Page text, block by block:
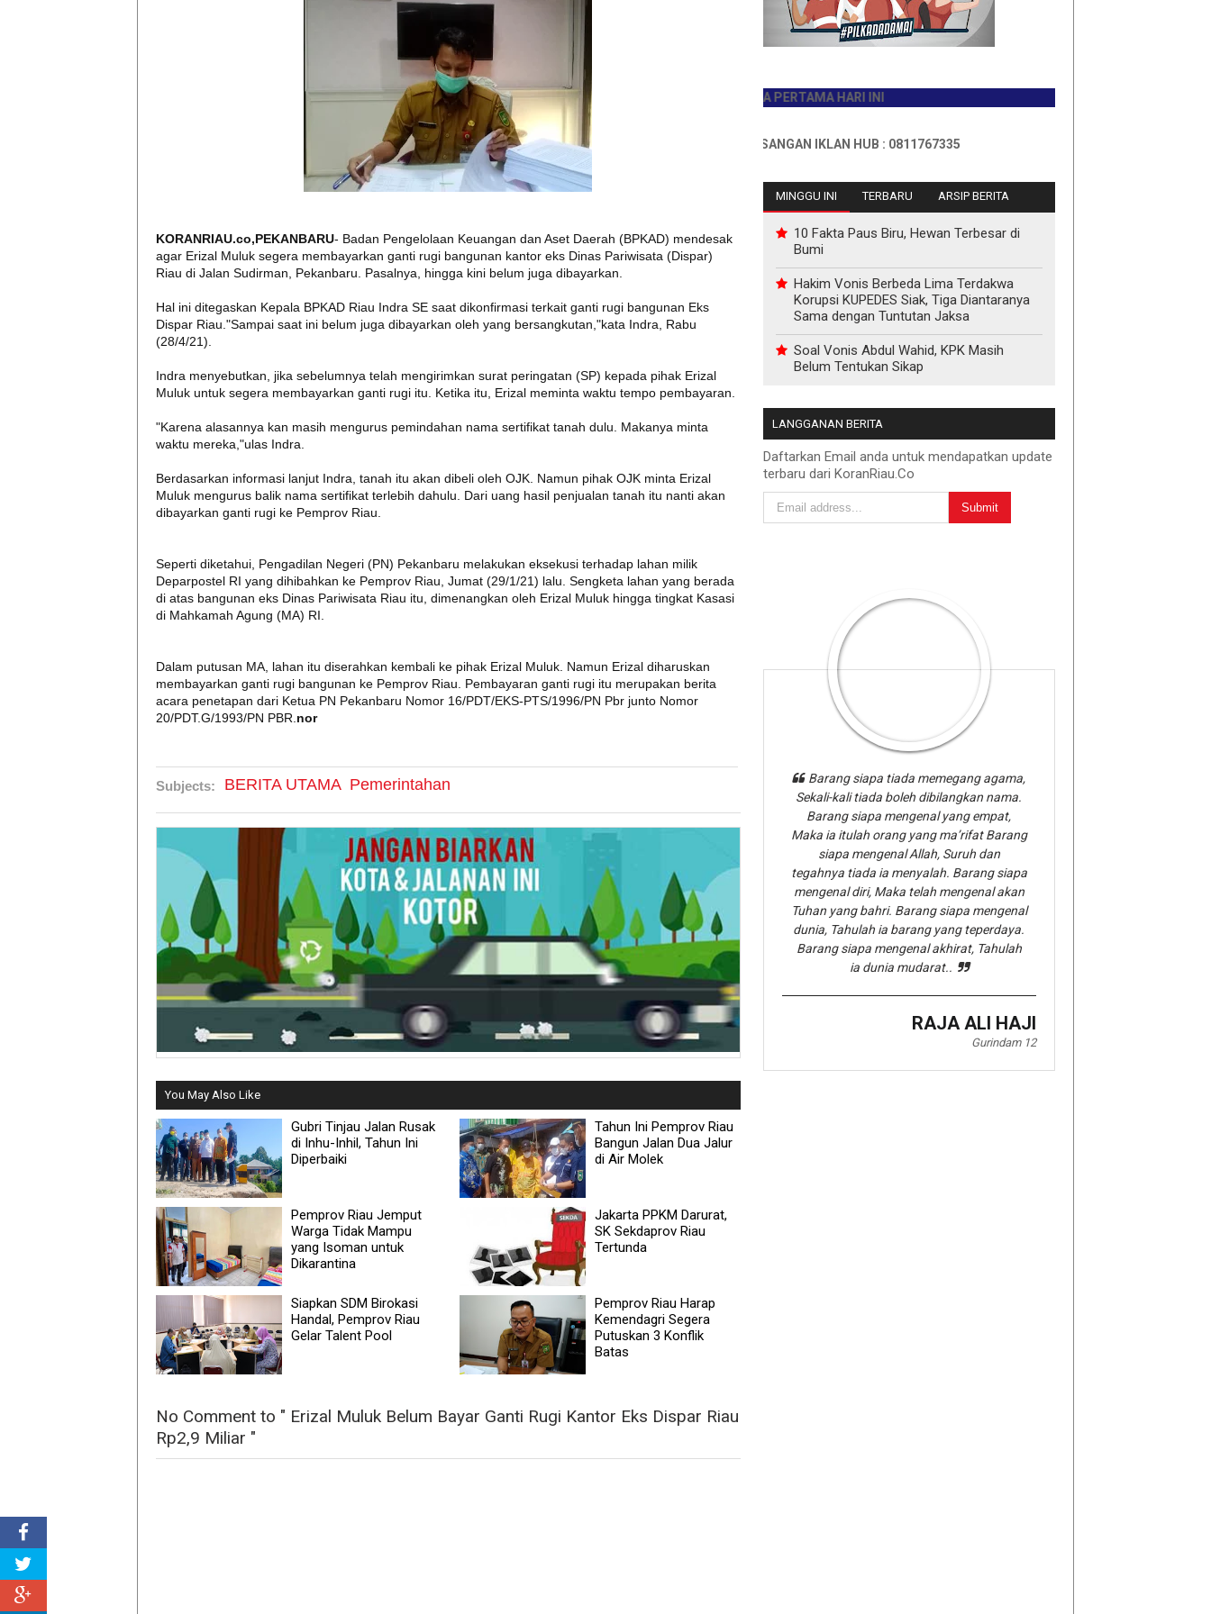
KORANRIAU.co,PEKANBARU- Badan Pengelolaan Keuangan dan Aset Daerah (BPKAD) mendesak
agar Erizal Muluk segera membayarkan ganti rugi bangunan kantor eks Dinas Pariwisata (Dispar)
Riau di Jalan Sudirman, Pekanbaru. Pasalnya, hingga kini belum juga dibayarkan.
Hal ini ditegaskan Kepala BPKAD Riau Indra SE saat dikonfirmasi terkait ganti rugi bangunan Eks
Dispar Riau."Sampai saat ini belum juga dibayarkan oleh yang bersangkutan,"kata Indra, Rabu
(28/4/21).
Indra menyebutkan, jika sebelumnya telah mengirimkan surat peringatan (SP) kepada pihak Erizal
Muluk untuk segera membayarkan ganti rugi itu. Ketika itu, Erizal meminta waktu tempo pembayaran.
"Karena alasannya kan masih mengurus pemindahan nama sertifikat tanah dulu. Makanya minta
waktu mereka,"ulas Indra.
Berdasarkan informasi lanjut Indra, tanah itu akan dibeli oleh OJK. Namun pihak OJK minta Erizal
Muluk mengurus balik nama sertifikat terlebih dahulu. Dari uang hasil penjualan tanah itu nanti akan
dibayarkan ganti rugi ke Pemprov Riau.
Seperti diketahui, Pengadilan Negeri (PN) Pekanbaru melakukan eksekusi terhadap lahan milik
Deparpostel RI yang dihibahkan ke Pemprov Riau, Jumat (29/1/21) lalu. Sengketa lahan yang berada
di atas bangunan eks Dinas Pariwisata Riau itu, dimenangkan oleh Erizal Muluk hingga tingkat Kasasi
di Mahkamah Agung (MA) RI.
Dalam putusan MA, lahan itu diserahkan kembali ke pihak Erizal Muluk. Namun Erizal diharuskan
membayarkan ganti rugi bangunan ke Pemprov Riau. Pembayaran ganti rugi itu merupakan berita
acara penetapan dari Ketua PN Pekanbaru Nomor 16/PDT/EKS-PTS/1996/PN Pbr junto Nomor
20/PDT.G/1993/PN PBR. nor
Subjects: BERITA UTAMA Pemerintahan
You May Also Like
Gubri Tinjau Jalan Rusak
di Inhu-Inhil, Tahun Ini
Diperbaiki
Tahun Ini Pemprov Riau
Bangun Jalan Dua Jalur
di Air Molek
Pemprov Riau Jemput
Warga Tidak Mampu
yang Isoman untuk
Dikarantina
Jakarta PPKM Darurat,
SK Sekdaprov Riau
Tertunda
Siapkan SDM Birokasi
Handal, Pemprov Riau
Gelar Talent Pool
Pemprov Riau Harap
Kemendagri Segera
Putuskan 3 Konflik
Batas
No Comment to " Erizal Muluk Belum Bayar Ganti Rugi Kantor Eks Dispar Riau
Rp2,9 Miliar "
JADILAH PEMBACA PERTAMA HARI INI
INFO PEMASANGAN IKLAN HUB : 0811767335
MINGGU INI TERBARU ARSIP BERITA
10 Fakta Paus Biru, Hewan Terbesar di
Bumi
Hakim Vonis Berbeda Lima Terdakwa
Korupsi KUPEDES Siak, Tiga Diantaranya
Sama dengan Tuntutan Jaksa
Soal Vonis Abdul Wahid, KPK Masih
Belum Tentukan Sikap
LANGGANAN BERITA
Daftarkan Email anda untuk mendapatkan update
terbaru dari KoranRiau.Co
Barang siapa tiada memegang agama,
Sekali-kali tiada boleh dibilangkan nama.
Barang siapa mengenal yang empat,
Maka ia itulah orang yang ma’rifat Barang
siapa mengenal Allah, Suruh dan
tegahnya tiada ia menyalah. Barang siapa
mengenal diri, Maka telah mengenal akan
Tuhan yang bahri. Barang siapa mengenal
dunia, Tahulah ia barang yang teperdaya.
Barang siapa mengenal akhirat, Tahulah
ia dunia mudarat..
RAJA ALI HAJI
Gurindam 12